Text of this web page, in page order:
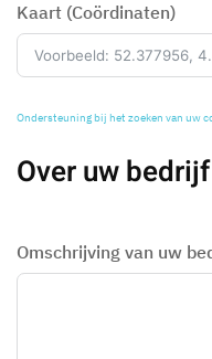
Kaart (Coördinaten)
Ondersteuning bij het zoeken van uw
Over uw bedrijf
Omschrijving van uw